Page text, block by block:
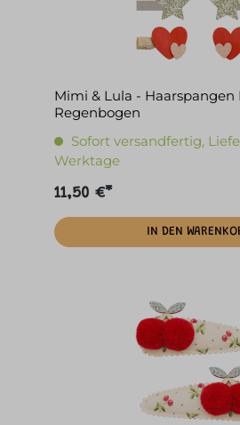
Mimi & Lula - Haarspangen
Regenbogen
Sofort versandfertig,
Werktage
11,50 €*
IN DEN